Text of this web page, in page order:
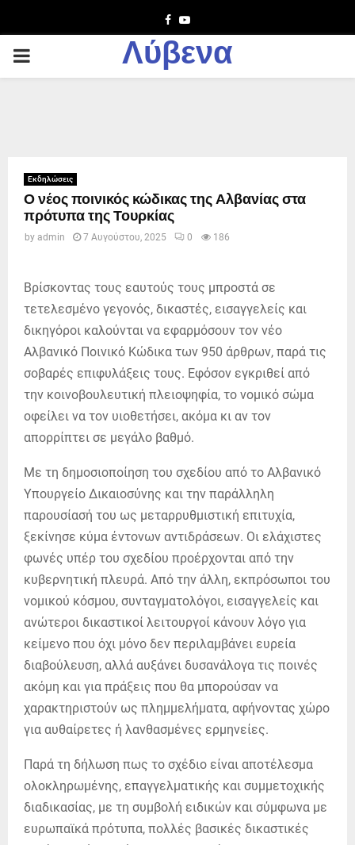
Facebook
Youtube
PRIMARY
Λύβενα
Εκδηλώσεις
Ο νέος ποινικός κώδικας της Αλβανίας στα
πρότυπα της Τουρκίας
by admin 7 Αυγούστου, 2025 0 186
Βρίσκοντας τους εαυτούς τους μπροστά σε
τετελεσμένο γεγονός, δικαστές, εισαγγελείς και
δικηγόροι καλούνται να εφαρμόσουν τον νέο
Αλβανικό Ποινικό Κώδικα των 950 άρθρων, παρά τις
σοβαρές επιφυλάξεις τους. Εφόσον εγκριθεί από
την κοινοβουλευτική πλειοψηφία, το νομικό σώμα
οφείλει να τον υιοθετήσει, ακόμα κι αν τον
απορρίπτει σε μεγάλο βαθμό.
Με τη δημοσιοποίηση του σχεδίου από το Αλβανικό
Υπουργείο Δικαιοσύνης και την παράλληλη
παρουσίασή του ως μεταρρυθμιστική επιτυχία,
ξεκίνησε κύμα έντονων αντιδράσεων. Οι ελάχιστες
φωνές υπέρ του σχεδίου προέρχονται από την
κυβερνητική πλευρά. Από την άλλη, εκπρόσωποι του
νομικού κόσμου, συνταγματολόγοι, εισαγγελείς και
ανώτεροι δικαστικοί λειτουργοί κάνουν λόγο για
κείμενο που όχι μόνο δεν περιλαμβάνει ευρεία
διαβούλευση, αλλά αυξάνει δυσανάλογα τις ποινές
ακόμη και για πράξεις που θα μπορούσαν να
χαρακτηριστούν ως πλημμελήματα, αφήνοντας χώρο
για αυθαίρετες ή λανθασμένες ερμηνείες.
Παρά τη δήλωση πως το σχέδιο είναι αποτέλεσμα
ολοκληρωμένης, επαγγελματικής και συμμετοχικής
διαδικασίας, με τη συμβολή ειδικών και σύμφωνα με
ευρωπαϊκά πρότυπα, πολλές βασικές δικαστικές